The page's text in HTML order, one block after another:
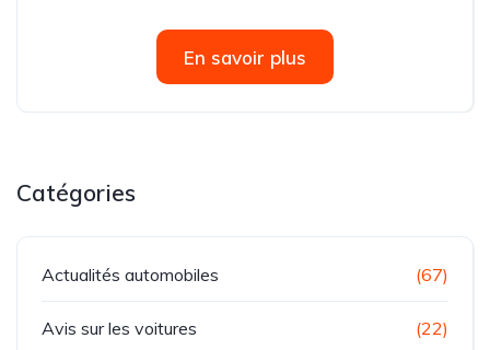
En savoir plus
Catégories
Actualités automobiles (67)
Avis sur les voitures (22)